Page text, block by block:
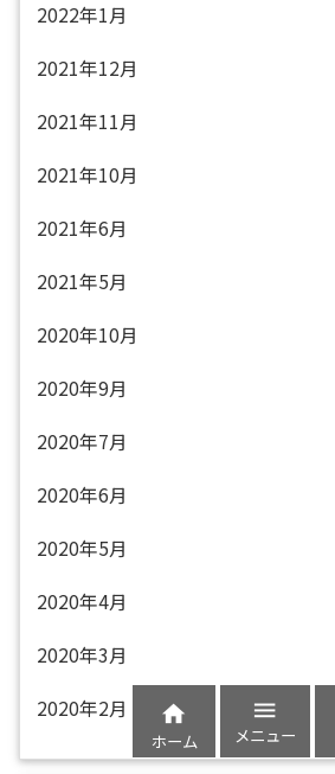
2022年1月
2021年12月
2021年11月
2021年10月
2021年6月
2021年5月
2020年10月
2020年9月
2020年7月
2020年6月
2020年5月
2020年4月
2020年3月
2020年2月

ホーム

メニュー